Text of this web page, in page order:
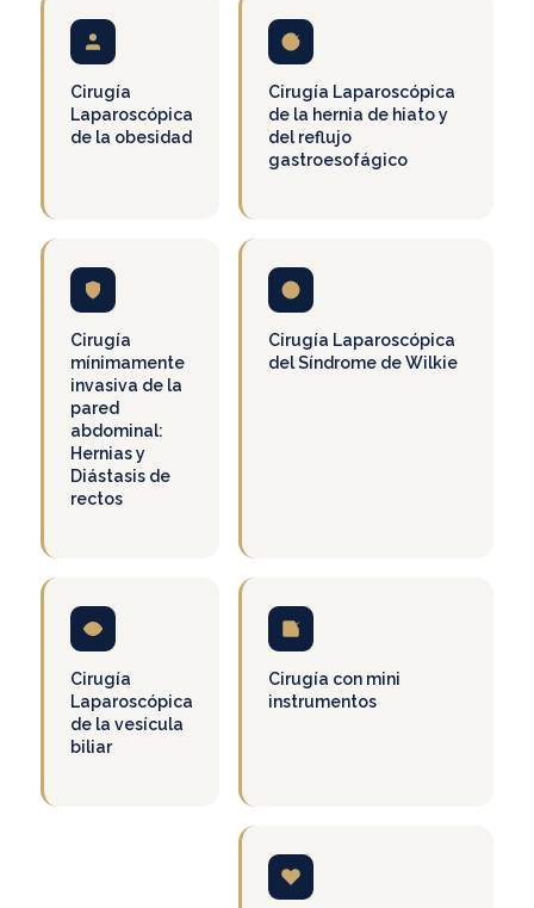
Cirugía
Laparoscópica
de la obesidad
Cirugía Laparoscópica
de la hernia de hiato y
del reflujo
gastroesofágico
Cirugía
mínimamente
invasiva de la
pared
abdominal:
Hernias y
Diástasis de
rectos
Cirugía Laparoscópica
del Síndrome de Wilkie
Cirugía
Laparoscópica
de la vesícula
biliar
Cirugía con mini
instrumentos